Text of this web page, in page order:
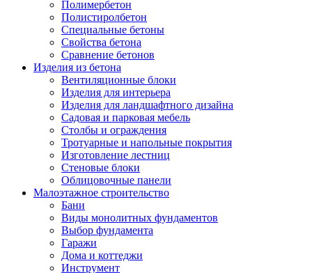
Полимербетон
Полистиролбетон
Специальные бетоны
Свойства бетона
Сравнение бетонов
Изделия из бетона
Вентиляционные блоки
Изделия для интерьера
Изделия для ландшафтного дизайна
Садовая и парковая мебель
Столбы и ограждения
Тротуарные и напольные покрытия
Изготовление лестниц
Стеновые блоки
Облицовочные панели
Малоэтажное строительство
Бани
Виды монолитных фундаментов
Выбор фундамента
Гаражи
Дома и коттеджи
Инструмент